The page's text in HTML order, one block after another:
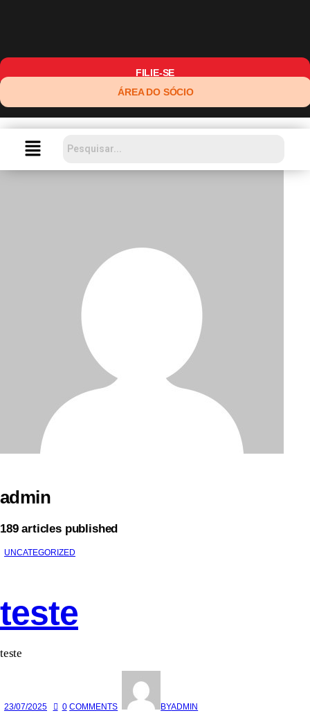
FILIE-SE
ÁREA DO SÓCIO
admin
189articles published
UNCATEGORIZED
teste
teste
23/07/2025 0 COMMENTS BYADMIN